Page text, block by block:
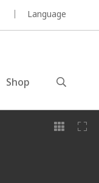
Language
Shop